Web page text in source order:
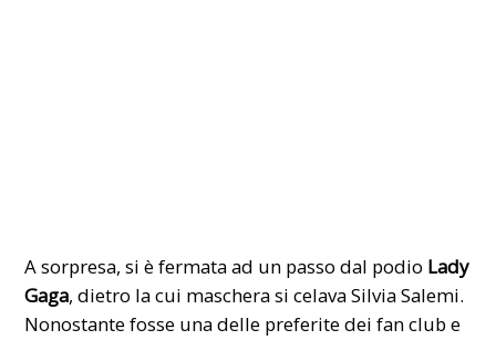
A sorpresa, si è fermata ad un passo dal podio Lady
Gaga, dietro la cui maschera si celava Silvia Salemi.
Nonostante fosse una delle preferite dei fan club e